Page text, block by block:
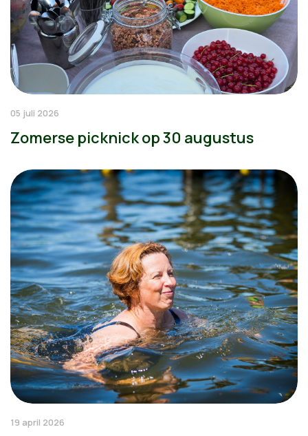
05 juli 2026
Zomerse picknick op 30 augustus
19 april 2026